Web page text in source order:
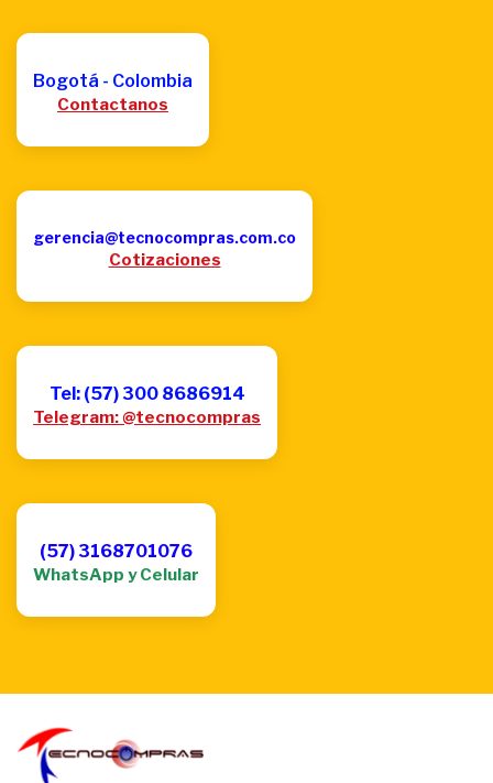
Bogotá - Colombia
Contactanos
gerencia@tecnocompras.com.co
Cotizaciones
Tel: (57) 300 8686914
Telegram: @tecnocompras
(57) 3168701076
WhatsApp y Celular